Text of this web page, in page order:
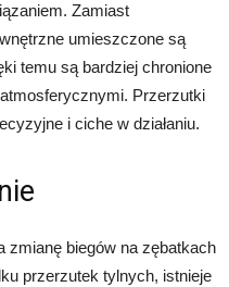
Zamiast
umieszczone są
temu są bardziej chronione
Przerzutki
i ciche w działaniu.
zmianę biegów na zębatkach
przerzutek tylnych, istnieje